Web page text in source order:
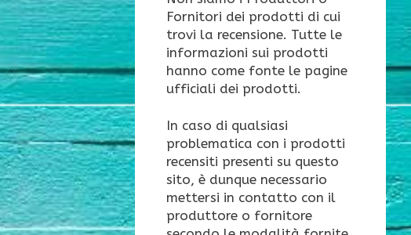
Fornitori dei prodotti di cui
trovi la recensione. Tutte le
informazioni sui prodotti
hanno come fonte le pagine
ufficiali dei prodotti.
In caso di qualsiasi
problematica con i prodotti
recensiti presenti su questo
sito, è dunque necessario
mettersi in contatto con il
produttore o fornitore